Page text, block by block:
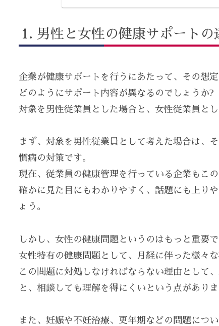
男性と女性の健康サポートの
企業が健康サポートを行うにあたって、その想
どのようにサポート内容が異なるのでしょうか?
対象を男性従業員とした場合と、女性従業員と
まず、対象を男性従業員として考えた場合は、
慣病の対策です。
現在、従業員の健康管理を行っている企業もこ
確かに見た目にもわかりやすく、話題にも上り
ょう。
しかし、女性の健康問題というのはもっと重要で
女性特有の健康問題として、月経に伴った様々な
この問題に対処しなければならない理由として
と、相談しても理解を得にくいという点がありま
また、妊娠や不妊治療、更年期などの問題につ